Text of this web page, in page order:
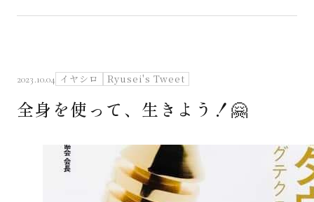
さえぐさ日誌
映像庫
Godo AIAとは
2023.10.04 イヤシロ Ryusei's Tweet
全身を使って、生きよう！🤗